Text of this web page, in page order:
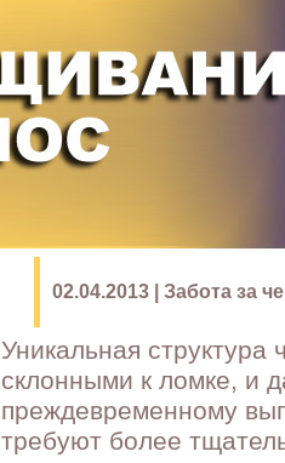
02.04.2013 | Забота за
Уникальная
склонными к ломке, и
преждевременному
требуют более